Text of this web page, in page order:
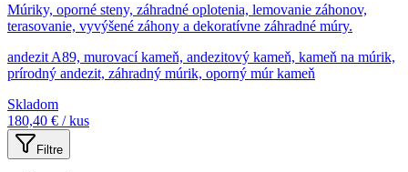
Múriky, oporné steny, záhradné oplotenia, lemovanie záhonov,
terasovanie, vyvýšené záhony a dekoratívne záhradné múry.
andezit A89, murovací kameň, andezitový kameň, kameň na múrik,
prírodný andezit, záhradný múrik, oporný múr kameň
Skladom
180,40 € / kus
Filtre